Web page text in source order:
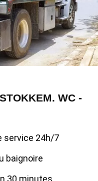
WC -
service 24h/7
baignoire
30 minutes